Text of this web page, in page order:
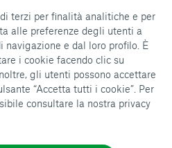
terzi per finalità analitiche e per
alle preferenze degli utenti a
e dal loro profilo. È
i cookie facendo clic su
gli utenti possono accettare
“Accetta tutti i cookie”. Per
consultare la nostra privacy
216
sulle donazioni: cosa sapere e